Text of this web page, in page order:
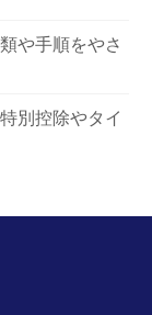
や手順をやさ
別控除やタイ